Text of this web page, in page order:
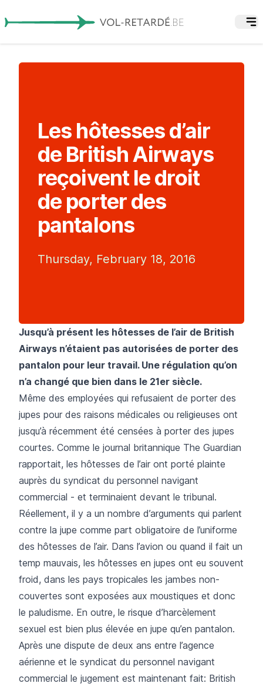
Les hôtesses d’air
de British Airways
reçoivent le droit
de porter des
pantalons
Thursday, February 18, 2016
Jusqu’à présent les hôtesses de l’air de British
Airways n’étaient pas autorisées de porter des
pantalon pour leur travail. Une régulation qu’on
n’a changé que bien dans le 21er siècle.
Même des employées qui refusaient de porter des
jupes pour des raisons médicales ou religieuses ont
jusqu’à récemment été censées à porter des jupes
courtes. Comme le journal britannique The Guardian
rapportait, les hôtesses de l’air ont porté plainte
auprès du syndicat du personnel navigant
commercial - et terminaient devant le tribunal.
Réellement, il y a un nombre d’arguments qui parlent
contre la jupe comme part obligatoire de l’uniforme
des hôtesses de l’air. Dans l’avion ou quand il fait un
temp mauvais, les hôtesses en jupes ont eu souvent
froid, dans les pays tropicales les jambes non-
couvertes sont exposées aux moustiques et donc
le paludisme. En outre, le risque d’harcèlement
sexuel est bien plus élevée en jupe qu’en pantalon.
Après une dispute de deux ans entre l’agence
aérienne et le syndicat du personnel navigant
commercial le jugement est maintenant fait: British